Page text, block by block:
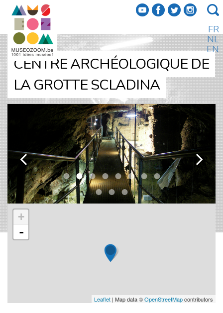
f a b e
FR
NL
EN
CENTRE ARCHÉOLOGIQUE DE
LA GROTTE SCLADINA
k l
+
-
Leaflet | Map data ©OpenStreetMapcontributors